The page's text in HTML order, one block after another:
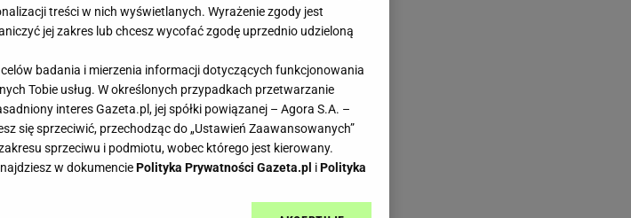
cardio? Jakie są
treści w nich wyświetlanych. Wyrażenie zgody jest
jej zakres lub chcesz wycofać zgodę uprzednio udzieloną
badania i mierzenia informacji dotyczących funkcjonowania
Tobie usług. W określonych przypadkach przetwarzanie
interes Gazeta.pl, jej spółki powiązanej – Agora S.A. –
się sprzeciwić, przechodząc do „Ustawień Zaawansowanych”
sprzeciwu i podmiotu, wobec którego jest kierowany.
w dokumenciePolityka Prywatności Gazeta.pl iPolityka